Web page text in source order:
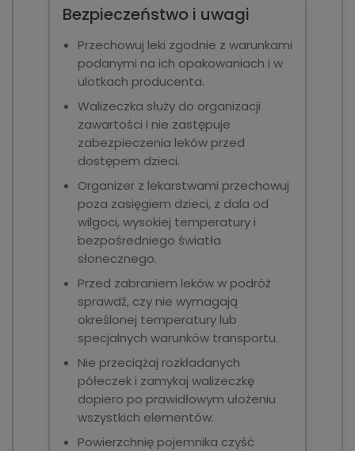
Bezpieczeństwo i uwagi
Przechowuj leki zgodnie z warunkami
podanymi na ich opakowaniach i w
ulotkach producenta.
Walizeczka służy do organizacji
zawartości i nie zastępuje
zabezpieczenia leków przed
dostępem dzieci.
Organizer z lekarstwami przechowuj
poza zasięgiem dzieci, z dala od
wilgoci, wysokiej temperatury i
bezpośredniego światła
słonecznego.
Przed zabraniem leków w podróż
sprawdź, czy nie wymagają
określonej temperatury lub
specjalnych warunków transportu.
Nie przeciążaj rozkładanych
półeczek i zamykaj walizeczkę
dopiero po prawidłowym ułożeniu
wszystkich elementów.
Powierzchnię pojemnika czyść